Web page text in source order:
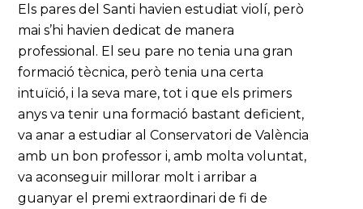
Els pares del Santi havien estudiat violí, però
mai s’hi havien dedicat de manera
professional. El seu pare no tenia una gran
formació tècnica, però tenia una certa
intuïció, i la seva mare, tot i que els primers
anys va tenir una formació bastant deficient,
va anar a estudiar al Conservatori de València
amb un bon professor i, amb molta voluntat,
va aconseguir millorar molt i arribar a
guanyar el premi extraordinari de fi de